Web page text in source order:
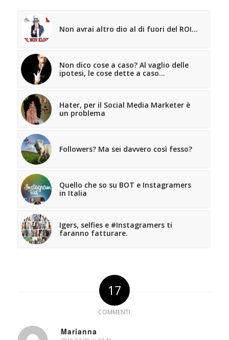
Non avrai altro dio al di fuori del ROI…
Non dico cose a caso? Al vaglio delle
ipotesi, le cose dette a caso…
Hater, per il Social Media Marketer è
un problema
Followers? Ma sei davvero così fesso?
Quello che so su BOT e Instagramers
in Italia
Igers, selfies e #Instagramers ti
faranno fatturare.
17
COMMENTI
Marianna